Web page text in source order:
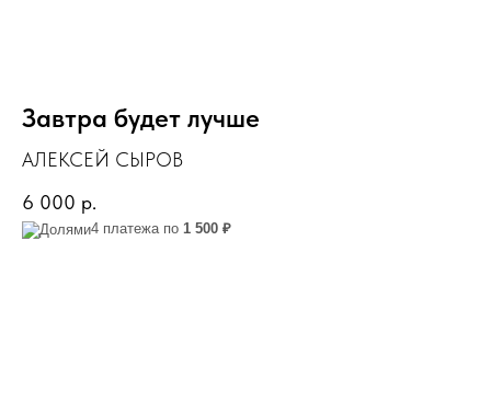
Завтра будет лучше
АЛЕКСЕЙ СЫРОВ
6 000 р.
4 платежа по 1 500 ₽